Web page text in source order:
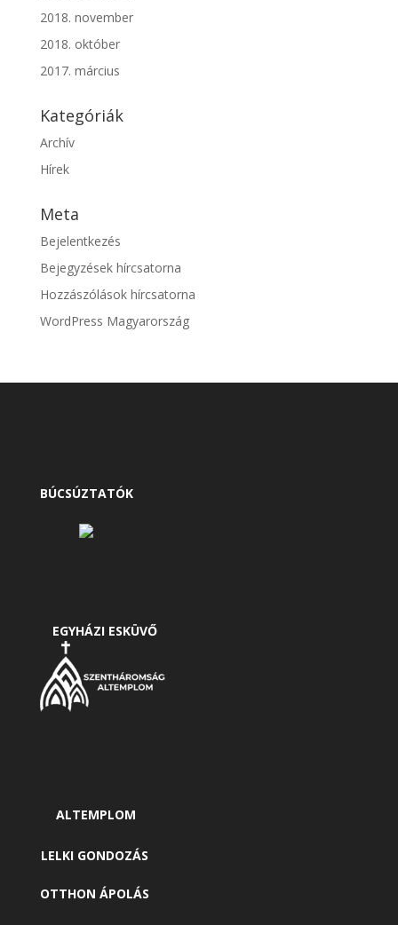
2018. november
2018. október
2017. március
Kategóriák
Archív
Hírek
Meta
Bejelentkezés
Bejegyzések hírcsatorna
Hozzászólások hírcsatorna
WordPress Magyarország
BÚCSÚZTATÓK
EGYHÁZI ESKÜVŐ
ALTEMPLOM
LELKI GONDOZÁS
OTTHON ÁPOLÁS